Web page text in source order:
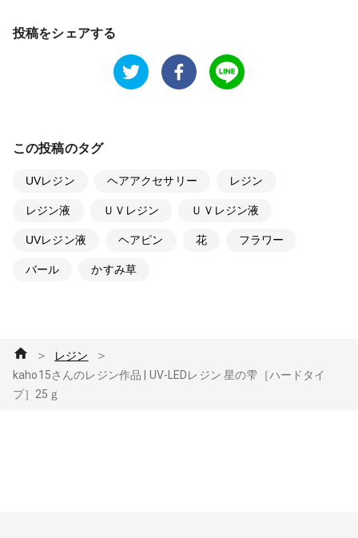
投稿をシェアする
この投稿のタグ
UVレジン ヘアアクセサリー レジン
レジン液 ＵＶレジン ＵＶレジン液
UVレジン液 ヘアピン 花 フラワー
バール かすみ草
＞ レジン ＞
kaho15さんのレジン作品 | UV-LEDレジン 星の雫［ハードタイ
プ］25ｇ